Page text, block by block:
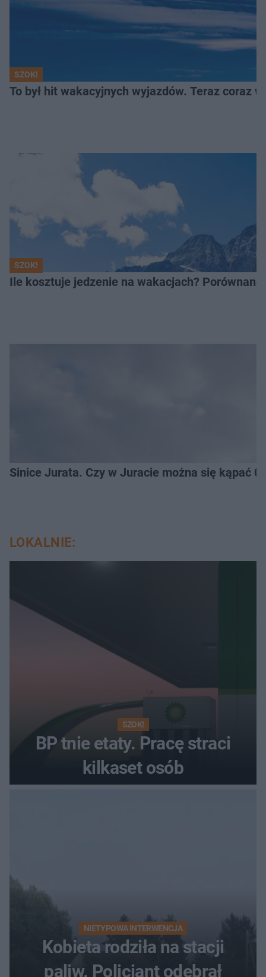
SZOK!
To był hit wakacyjnych wyjazdów. Teraz coraz
SZOK!
Ile kosztuje jedzenie na wakacjach? Porównano
Sinice Jurata. Czy w Juracie można się kąpać
LOKALNIE:
SZOK!
BP tnie etaty. Pracę straci
kilkaset osób
NIETYPOWA INTERWENCJA
Kobieta rodziła na stacji
paliw. Policjant odebrał